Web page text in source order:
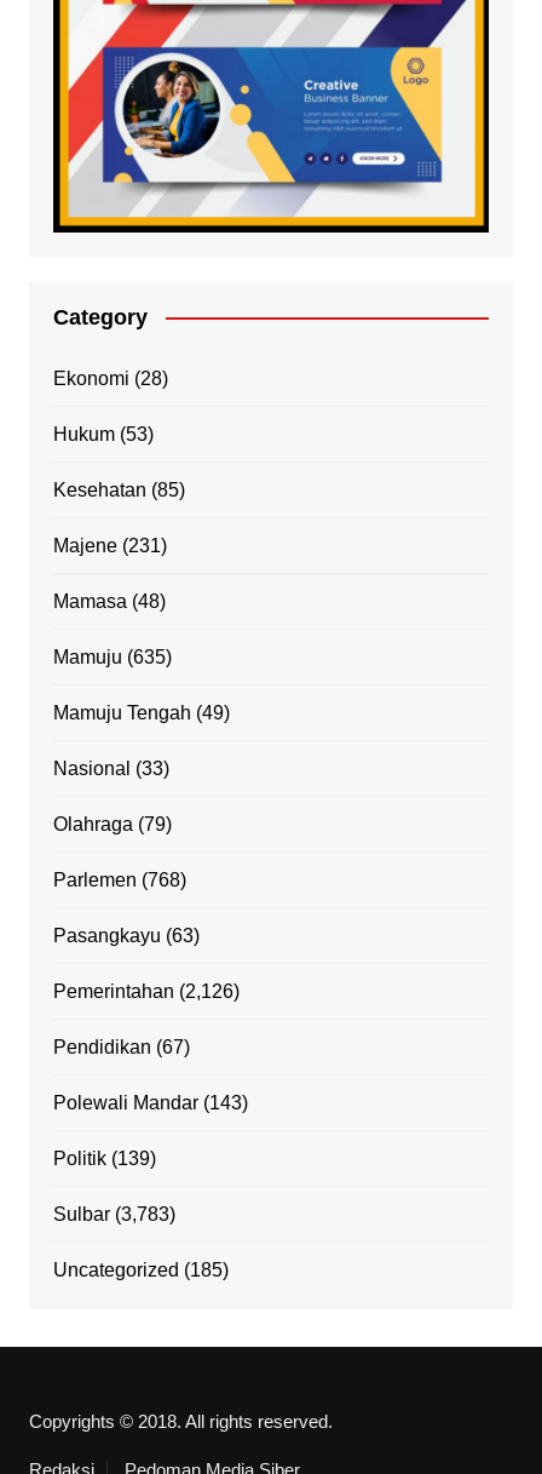
Category
Ekonomi (28)
Hukum(53)
Kesehatan (85)
Majene(231)
Mamasa (48)
Mamuju (635)
Mamuju Tengah (49)
Nasional (33)
Olahraga (79)
Parlemen (768)
Pasangkayu (63)
Pemerintahan (2,126)
Pendidikan (67)
Polewali Mandar(143)
Politik(139)
Sulbar(3,783)
Uncategorized (185)
Copyrights © 2018. All rights reserved.
Redaksi Pedoman Media Siber